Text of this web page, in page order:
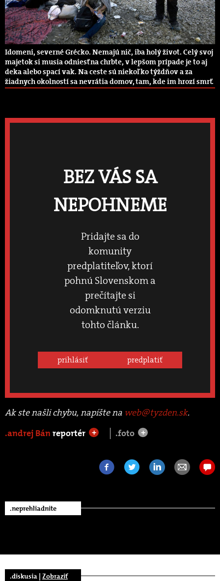
Idomeni, severné Grécko. Nemajú nič, iba holý život. Celý svoj
majetok si musia odniesť na chrbte, v lepšom prípade je to aj
deka alebo spací vak. Na ceste sú niekoľko týždňov a za
žiadnych okolností sa nevrátia domov, tam, kde im hrozí smrť.
BEZ VÁS SA
NEPOHNEME
Pridajte sa do
komunity
predplatiteľov, ktorí
pohnú Slovenskom a
prečítajte si
odomknutú verziu
tohto článku.
prihlásiť predplatiť
Ak ste našli chybu, napíšte na web@tyzden.sk.
.andrej Bán reportér + .foto +
.neprehliadnite
.diskusia | Zobraziť